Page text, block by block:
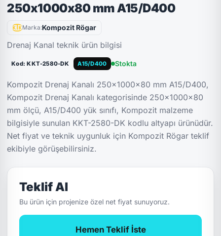
250x1000x80 mm A15/D400
Marka:Kompozit Rögar
Drenaj Kanal teknik ürün bilgisi
Kod: KKT-2580-DK A15/D400 Stokta
Kompozit Drenaj Kanalı 250x1000x80 mm A15/D400,
Kompozit Drenaj Kanalı kategorisinde 250x1000x80
mm ölçü, A15/D400 yük sınıfı, Kompozit malzeme
bilgisiyle sunulan KKT-2580-DK kodlu altyapı ürünüdür.
Net fiyat ve teknik uygunluk için Kompozit Rögar teklif
ekibiyle görüşebilirsiniz.
Teklif Al
Bu ürün için projenize özel net fiyat sunuyoruz.
Hemen Teklif İste